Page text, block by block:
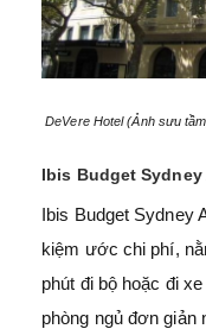
DeVere Hotel (Ảnh sưu
Ibis Budget
Ibis Budget Sydney
kiệm ước chi phí,
phút đi bộ hoặc đi
phòng ngủ đơn giản